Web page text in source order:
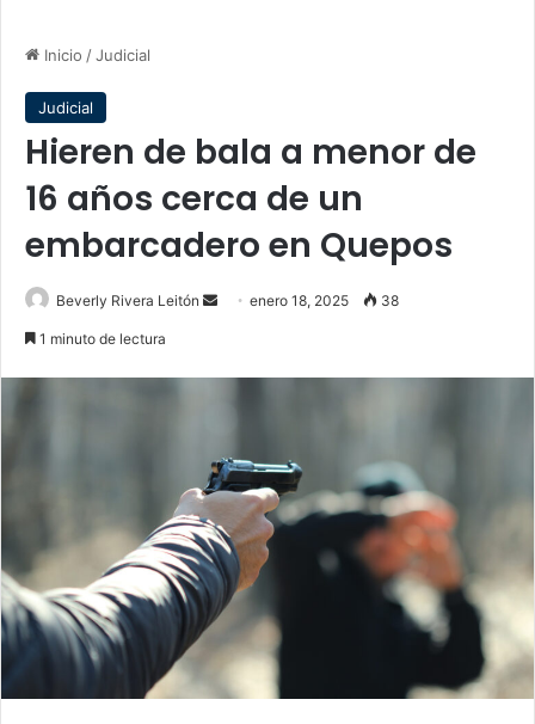
Inicio /Judicial
Judicial
Hieren de bala a menor de
16 años cerca de un
embarcadero en Quepos
Beverly Rivera Leitón
Sendenero 18, 2025 38
1 minuto de lectura